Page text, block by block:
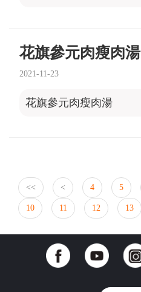
花旗參元肉瘦肉湯
2021-11-23
花旗參元肉瘦肉湯
<< < 4 5
10 11 12 13